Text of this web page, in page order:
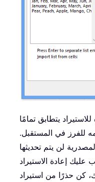
يتطابق تمامًا
للفرز في المستقبل.
لن يتم تحديثها
عليك إعادة الاستيراد
كن حذرًا من استيراد